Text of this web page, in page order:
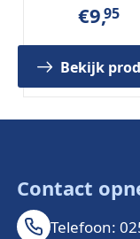
€9,95
Bekijk
Contact
Telefoon: